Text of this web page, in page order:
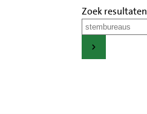
Zoek resultaten